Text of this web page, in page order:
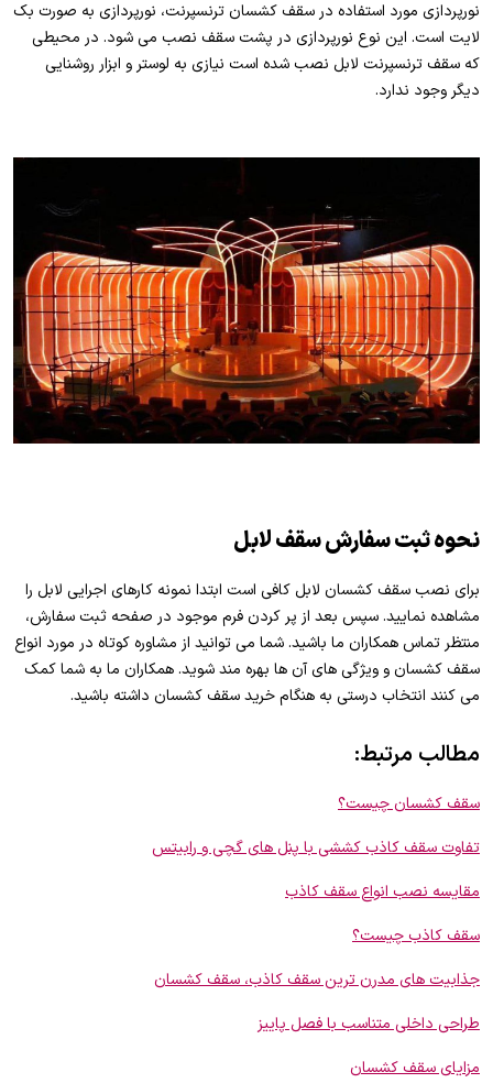
نورپردازی مورد استفاده در سقف کشسان ترنسپرنت، نورپردازی به صورت بک
لایت است. این نوع نورپردازی در پشت سقف نصب می شود. در محیطی
که سقف ترنسپرنت لابل نصب شده است نیازی به لوستر و ابزار روشنایی
دیگر وجود ندارد.
نحوه ثبت سفارش سقف لابل
برای نصب سقف کشسان لابل کافی است ابتدا نمونه کارهای اجرایی لابل را
مشاهده نمایید. سپس بعد از پر کردن فرم موجود در صفحه ثبت سفارش،
منتظر تماس همکاران ما باشید. شما می توانید از مشاوره کوتاه در مورد انواع
سقف کشسان و ویژگی های آن ها بهره مند شوید. همکاران ما به شما کمک
می کنند انتخاب درستی به هنگام خرید سقف کشسان داشته باشید.
مطالب مرتبط:
سقف کشسان چیست؟
تفاوت سقف کاذب کششی با پنل های گچی و رابیتس
مقایسه نصب انواع سقف کاذب
سقف کاذب چیست؟
جذابیت های مدرن ترین سقف کاذب، سقف کشسان
طراحی داخلی متناسب با فصل پاییز
مزایای سقف کشسان